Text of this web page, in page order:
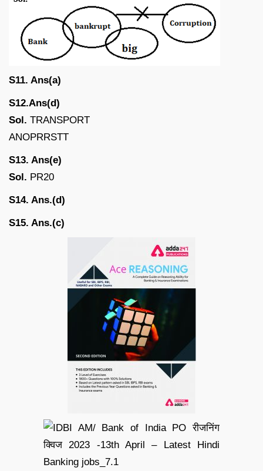
S11. Ans(a)
S12.Ans(d)
Sol. TRANSPORT
ANOPRRSTT
S13. Ans(e)
Sol. PR20
S14. Ans.(d)
S15. Ans.(c)